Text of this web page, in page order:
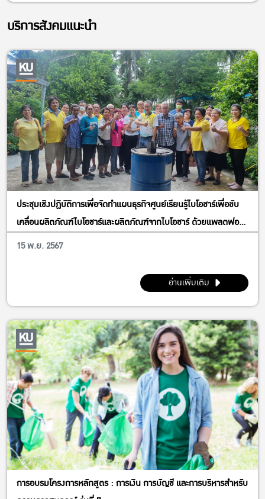
บริการสังคมแนะนำ
ประชุมเชิงปฏิบัติการเพื่อจัดทำแผนธุรกิจศูนย์เรียนรู้ไบโอชาร์เพื่อขับ
เคลื่อนผลิตภัณฑ์ไบโอชาร์และผลิตภัณฑ์จากไบโอชาร์ ด้วยแพลตฟอร์ม
Business Model Canvas (BMC)
15 พ.ย. 2567
อ่านเพิ่มเติม
การอบรมโครงการหลักสูตร : การเงิน การบัญชี และการบริหารสำหรับ